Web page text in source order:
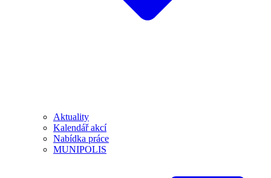
Aktuality
Kalendář akcí
Nabídka práce
MUNIPOLIS